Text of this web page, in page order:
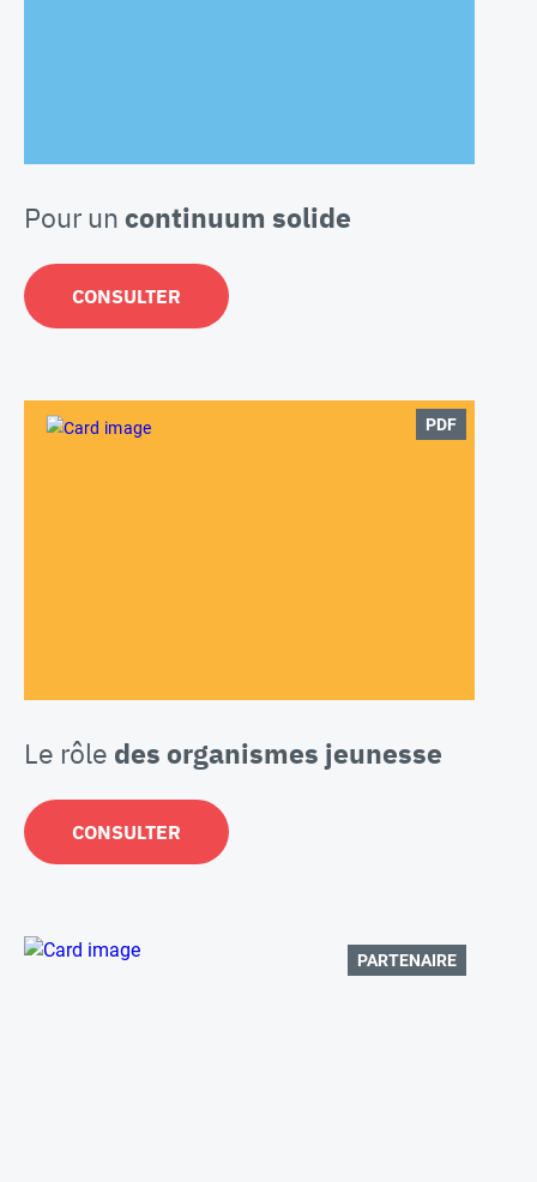
Pour un continuum solide
CONSULTER
PDF
Le rôle des organismes jeunesse
CONSULTER
PARTENAIRE